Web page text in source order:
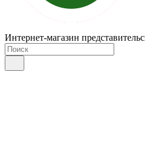
Интернет-магазин